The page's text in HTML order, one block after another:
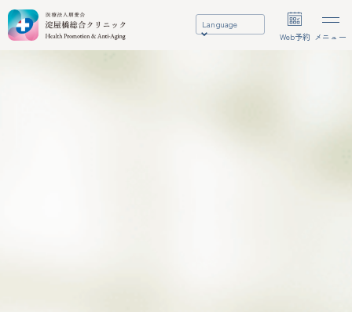
Language
Web予約 メニュー